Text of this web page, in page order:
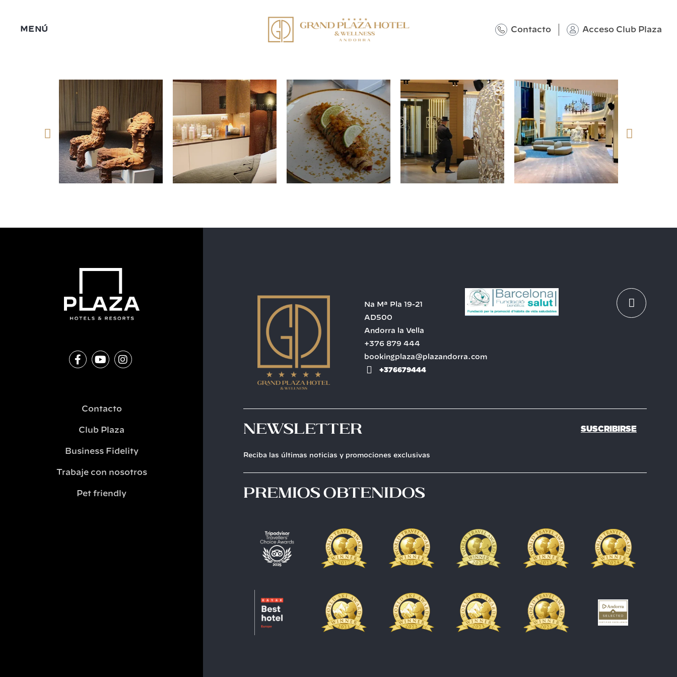
MENÚ Contacto Acceso Club Plaza
Contacto
Club Plaza
Business Fidelity
Trabaje con nosotros
Pet friendly
Na Mª Pla 19-21
AD500
Andorra la Vella
+376 879 444
bookingplaza@plazandorra.com
+376679444
Newsletter SUSCRIBIRSE
Reciba las últimas noticias y promociones exclusivas
premios obtenidos